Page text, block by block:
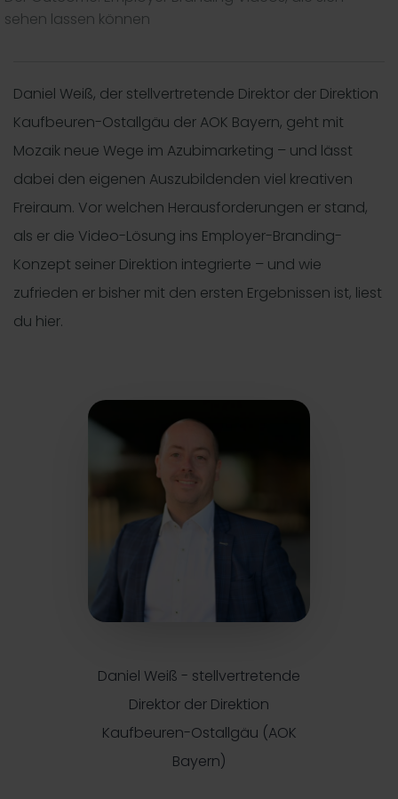
sehen lassen können
Daniel Weiß, der stellvertretende Direktor der Direktion
Kaufbeuren-Ostallgäu der AOK Bayern, geht mit
Mozaik neue Wege im Azubimarketing – und lässt
dabei den eigenen Auszubildenden viel kreativen
Freiraum. Vor welchen Herausforderungen er stand,
als er die Video-Lösung ins Employer-Branding-
Konzept seiner Direktion integrierte – und wie
zufrieden er bisher mit den ersten Ergebnissen ist, liest
du hier.
Daniel Weiß - stellvertretende
Direktor der Direktion
Kaufbeuren-Ostallgäu (AOK
Bayern)